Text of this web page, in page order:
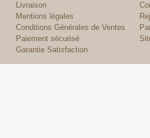
Livraison
Mentions légales
Conditions Générales de Ventes
Paiement sécurisé
Garantie Satisfaction